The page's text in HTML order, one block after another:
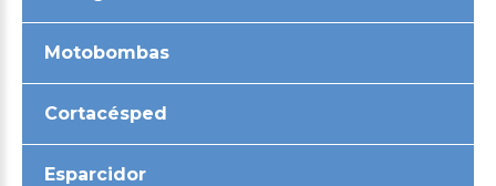
Motobombas
Cortacésped
Esparcidor